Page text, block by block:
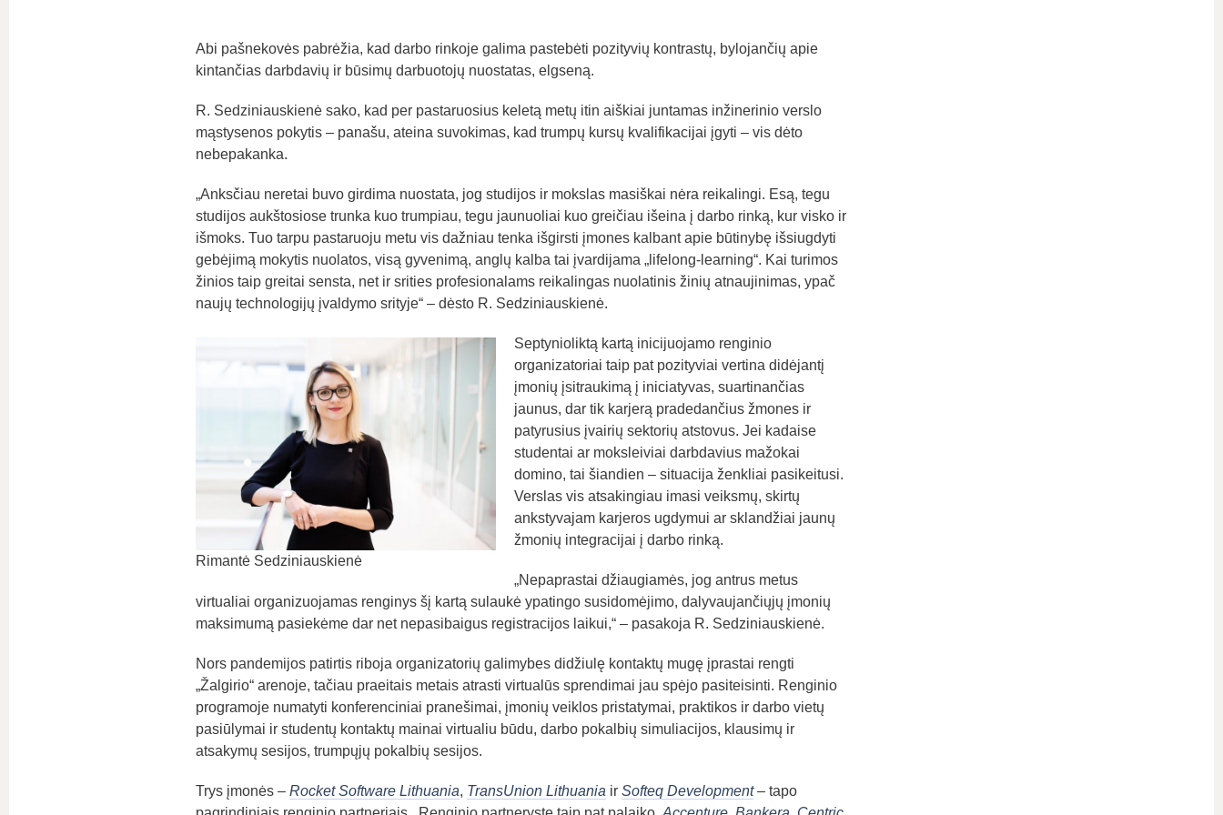
Abi pašnekovės pabrėžia, kad darbo rinkoje galima pastebėti pozityvių kontrastų, bylojančių apie
kintančias darbdavių ir būsimų darbuotojų nuostatas, elgseną.
R. Sedziniauskienė sako, kad per pastaruosius keletą metų itin aiškiai juntamas inžinerinio verslo
mąstysenos pokytis – panašu, ateina suvokimas, kad trumpų kursų kvalifikacijai įgyti – vis dėto
nebepakanka.
„Anksčiau neretai buvo girdima nuostata, jog studijos ir mokslas masiškai nėra reikalingi. Esą, tegu
studijos aukštosiose trunka kuo trumpiau, tegu jaunuoliai kuo greičiau išeina į darbo rinką, kur visko ir
išmoks. Tuo tarpu pastaruoju metu vis dažniau tenka išgirsti įmones kalbant apie būtinybę išsiugdyti
gebėjimą mokytis nuolatos, visą gyvenimą, anglų kalba tai įvardijama „lifelong-learning“. Kai turimos
žinios taip greitai sensta, net ir srities profesionalams reikalingas nuolatinis žinių atnaujinimas, ypač
naujų technologijų įvaldymo srityje“ – dėsto R. Sedziniauskienė.
Rimantė Sedziniauskienė
Septynioliktą kartą inicijuojamo renginio
organizatoriai taip pat pozityviai vertina didėjantį
įmonių įsitraukimą į iniciatyvas, suartinančias
jaunus, dar tik karjerą pradedančius žmones ir
patyrusius įvairių sektorių atstovus. Jei kadaise
studentai ar moksleiviai darbdavius mažokai
domino, tai šiandien – situacija ženkliai pasikeitusi.
Verslas vis atsakingiau imasi veiksmų, skirtų
ankstyvajam karjeros ugdymui ar sklandžiai jaunų
žmonių integracijai į darbo rinką.
„Nepaprastai džiaugiamės, jog antrus metus
virtualiai organizuojamas renginys šį kartą sulaukė ypatingo susidomėjimo, dalyvaujančiųjų įmonių
maksimumą pasiekėme dar net nepasibaigus registracijos laikui,“ – pasakoja R. Sedziniauskienė.
Nors pandemijos patirtis riboja organizatorių galimybes didžiulę kontaktų mugę įprastai rengti
„Žalgirio“ arenoje, tačiau praeitais metais atrasti virtualūs sprendimai jau spėjo pasiteisinti. Renginio
programoje numatyti konferenciniai pranešimai, įmonių veiklos pristatymai, praktikos ir darbo vietų
pasiūlymai ir studentų kontaktų mainai virtualiu būdu, darbo pokalbių simuliacijos, klausimų ir
atsakymų sesijos, trumpųjų pokalbių sesijos.
Trys įmonės – Rocket Software Lithuania, TransUnion Lithuania ir Softeq Development– tapo